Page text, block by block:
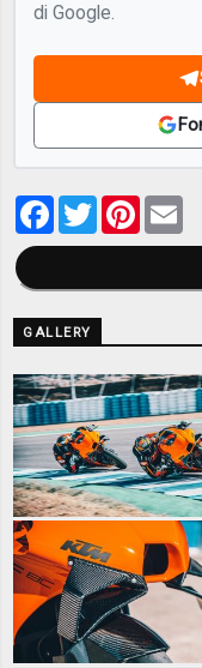
di Google.
Facebook
Twitter
GALLERY